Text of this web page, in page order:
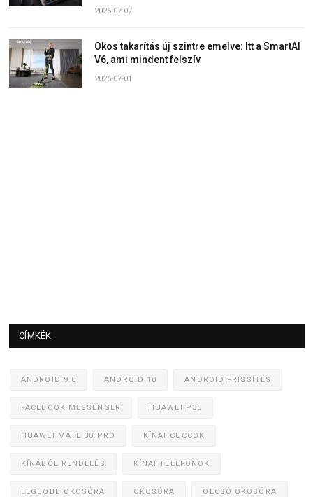
2026-07-07
Okos takarítás új szintre emelve: Itt a SmartAI
V6, ami mindent felszív
2026-07-01
CÍMKÉK
ANDROID 9.0 ANDROID 10 ANDROID FRISSÍTÉS
FACEBOOK MESSENGER HUAWEI P30
HUAWEI MATE 30 PRO KÍNAI CUCCOK
KÍNÁBÓL RENDELÉS KÍNAI TELEFONOK
LEGJOBB OKOSÓRA OKOSÓRA OLCSÓ OKOSÓRA